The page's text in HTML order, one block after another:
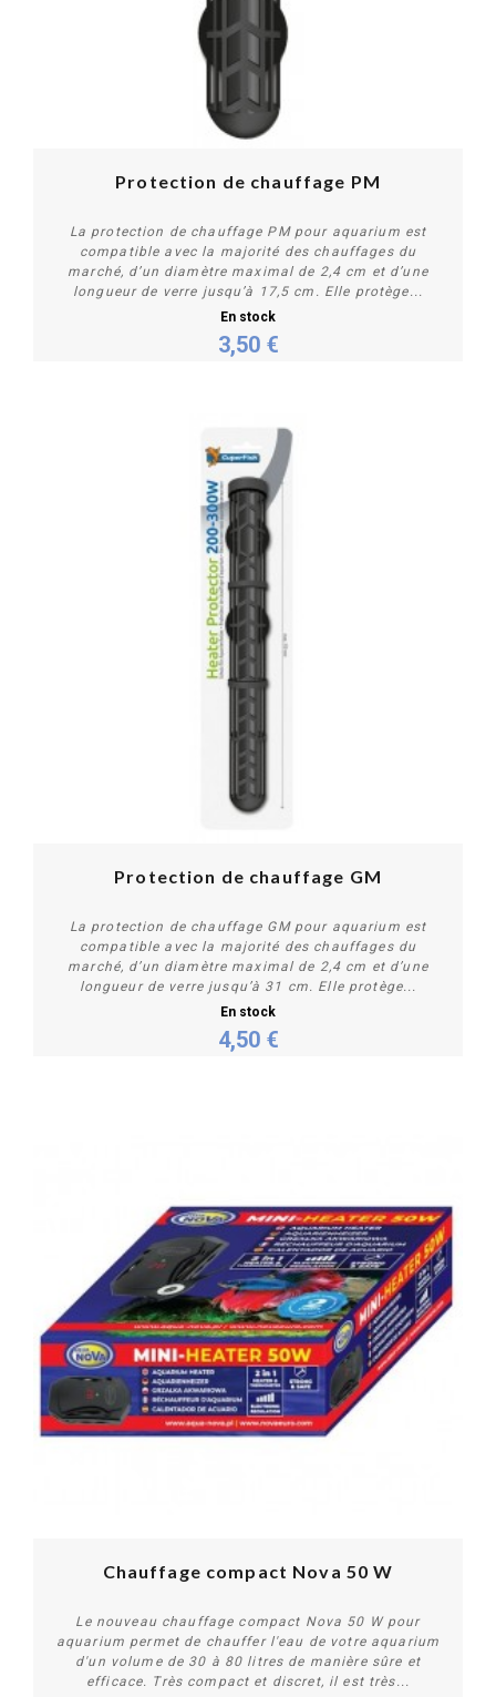
Acheter
Protection de chauffage PM
La protection de chauffage PM pour aquarium est
compatible avec la majorité des chauffages du
marché, d’un diamètre maximal de 2,4 cm et d’une
longueur de verre jusqu’à 17,5 cm. Elle protège...
En stock
3,50 €
Acheter
Protection de chauffage GM
La protection de chauffage GM pour aquarium est
compatible avec la majorité des chauffages du
marché, d’un diamètre maximal de 2,4 cm et d’une
longueur de verre jusqu’à 31 cm. Elle protège...
En stock
4,50 €
Chauffage compact Nova 50 W
Le nouveau chauffage compact Nova 50 W pour
aquarium permet de chauffer l'eau de votre aquarium
d'un volume de 30 à 80 litres de manière sûre et
efficace. Très compact et discret, il est très...